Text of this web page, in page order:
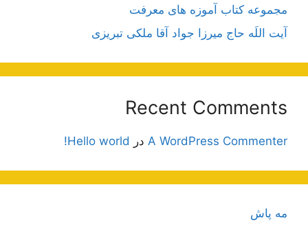
مجموعه کتاب آموزه های معرفت
آیت اللَه حاج میرزا جواد آقا ملکی تبریزی
Recent Comments
A WordPress Commenter در Hello world!
مه پاش